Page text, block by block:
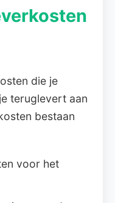
die je
teruglevert aan
bestaan
voor het